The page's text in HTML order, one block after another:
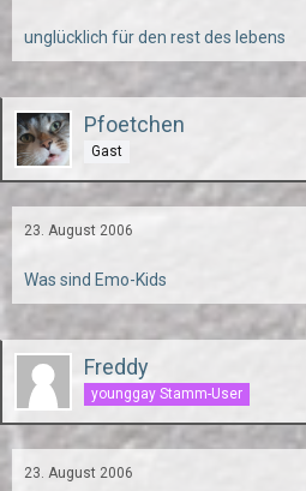
unglücklich für den rest des lebens
Pfoetchen
Gast
23. August 2006
Was sind Emo-Kids
Freddy
younggay Stamm-User
23. August 2006